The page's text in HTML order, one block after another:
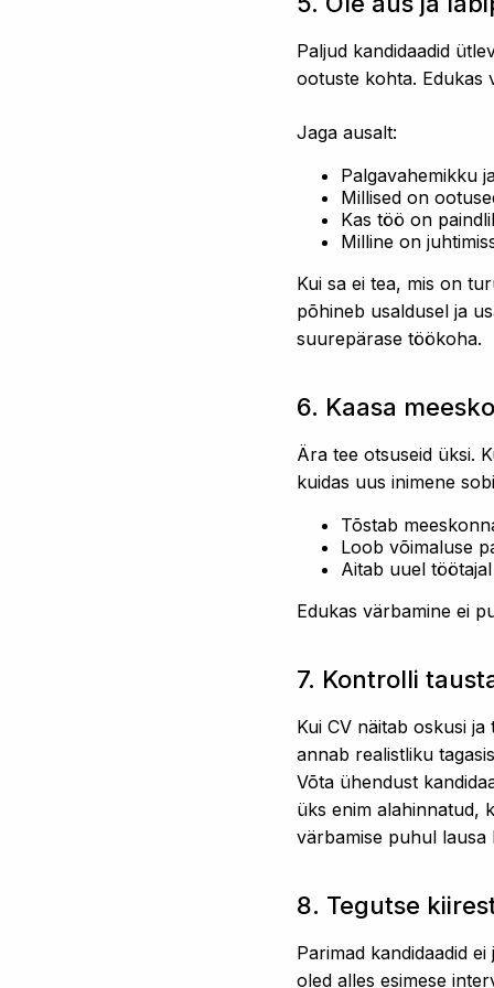
Paljud kandidaadid
ootuste kohta. Edukas
Jaga ausalt:
Palgavahemikku
Millised on
Kas töö on
Milline on
Kui sa ei tea, mis on
põhineb usaldusel ja
suurepärase töökoha.
6. Kaasa
Ära tee otsuseid üksi.
kuidas uus inimene
Tõstab
Loob võimaluse
Aitab uuel
Edukas värbamine ei
7. Kontrolli
Kui CV näitab oskusi
annab realistliku
Võta ühendust
üks enim alahinnatud,
värbamise puhul lausa
8. Tegutse
Parimad kandidaadid
oled alles esimese